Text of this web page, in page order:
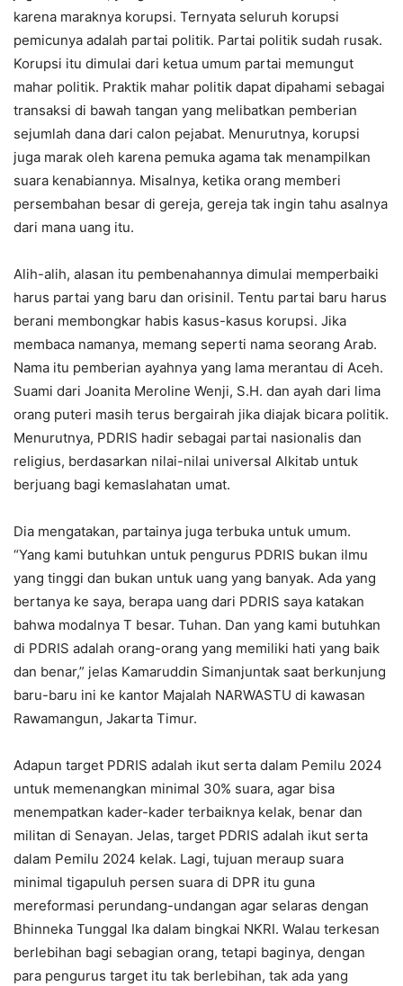
karena maraknya korupsi. Ternyata seluruh korupsi
pemicunya adalah partai politik. Partai politik sudah rusak.
Korupsi itu dimulai dari ketua umum partai memungut
mahar politik. Praktik mahar politik dapat dipahami sebagai
transaksi di bawah tangan yang melibatkan pemberian
sejumlah dana dari calon pejabat. Menurutnya, korupsi
juga marak oleh karena pemuka agama tak menampilkan
suara kenabiannya. Misalnya, ketika orang memberi
persembahan besar di gereja, gereja tak ingin tahu asalnya
dari mana uang itu.
Alih-alih, alasan itu pembenahannya dimulai memperbaiki
harus partai yang baru dan orisinil. Tentu partai baru harus
berani membongkar habis kasus-kasus korupsi. Jika
membaca namanya, memang seperti nama seorang Arab.
Nama itu pemberian ayahnya yang lama merantau di Aceh.
Suami dari Joanita Meroline Wenji, S.H. dan ayah dari lima
orang puteri masih terus bergairah jika diajak bicara politik.
Menurutnya, PDRIS hadir sebagai partai nasionalis dan
religius, berdasarkan nilai-nilai universal Alkitab untuk
berjuang bagi kemaslahatan umat.
Dia mengatakan, partainya juga terbuka untuk umum.
“Yang kami butuhkan untuk pengurus PDRIS bukan ilmu
yang tinggi dan bukan untuk uang yang banyak. Ada yang
bertanya ke saya, berapa uang dari PDRIS saya katakan
bahwa modalnya T besar. Tuhan. Dan yang kami butuhkan
di PDRIS adalah orang-orang yang memiliki hati yang baik
dan benar,” jelas Kamaruddin Simanjuntak saat berkunjung
baru-baru ini ke kantor Majalah NARWASTU di kawasan
Rawamangun, Jakarta Timur.
Adapun target PDRIS adalah ikut serta dalam Pemilu 2024
untuk memenangkan minimal 30% suara, agar bisa
menempatkan kader-kader terbaiknya kelak, benar dan
militan di Senayan. Jelas, target PDRIS adalah ikut serta
dalam Pemilu 2024 kelak. Lagi, tujuan meraup suara
minimal tigapuluh persen suara di DPR itu guna
mereformasi perundang-undangan agar selaras dengan
Bhinneka Tunggal Ika dalam bingkai NKRI. Walau terkesan
berlebihan bagi sebagian orang, tetapi baginya, dengan
para pengurus target itu tak berlebihan, tak ada yang